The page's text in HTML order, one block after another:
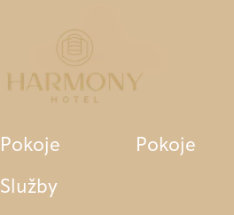
Pokoje Pokoje
Služby